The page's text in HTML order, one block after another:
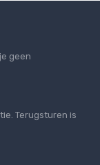
geen
Terugsturen is